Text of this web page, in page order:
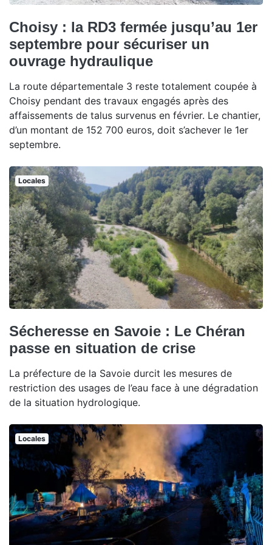
Choisy : la RD3 fermée jusqu’au 1er
septembre pour sécuriser un
ouvrage hydraulique
La route départementale 3 reste totalement coupée à
Choisy pendant des travaux engagés après des
affaissements de talus survenus en février. Le chantier,
d’un montant de 152 700 euros, doit s’achever le 1er
septembre.
Locales
Sécheresse en Savoie : Le Chéran
passe en situation de crise
La préfecture de la Savoie durcit les mesures de
restriction des usages de l’eau face à une dégradation
de la situation hydrologique.
Locales